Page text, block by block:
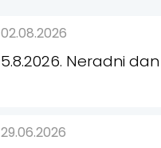
02.08.2026
5.8.2026. Neradni dan
29.06.2026